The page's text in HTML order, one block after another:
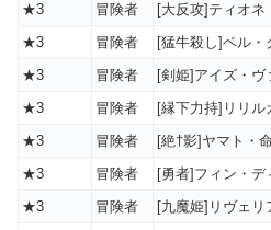
★3
冒険者 [大反攻]ティオネ
★3
冒険者 [猛牛殺し]ベル・
★3
冒険者 [剣姫]アイズ・ヴ
★3
冒険者 [縁下力持]リリル
★3
冒険者 [絶†影]ヤマト・命
★3
冒険者 [勇者]フィン・デ
★3
冒険者 [九魔姫]リヴェ